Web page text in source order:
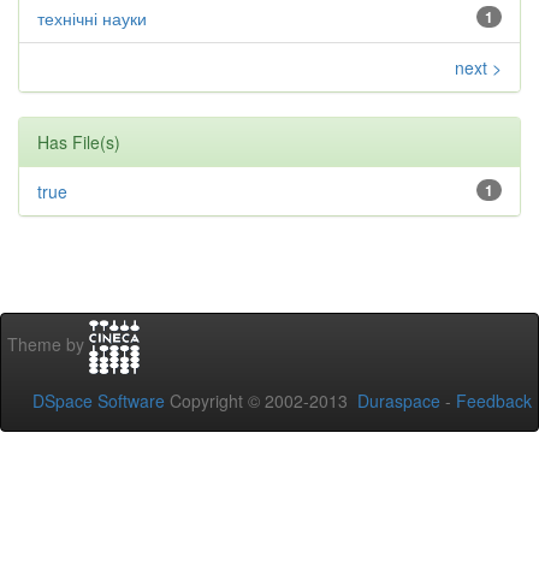
1
технічні науки
next >
Has File(s)
1
true
Theme by
DSpace Software Copyright © 2002-2013 Duraspace - Feedback